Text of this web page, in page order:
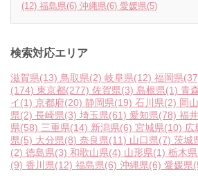
(12) 福島県(6) 沖縄県(6) 愛媛県(5)
検索対応エリア
滋賀県(13) 鳥取県(2) 岐阜県(12) 福岡県
(174) 東京都(277) 佐賀県(3) 島根県(1) 青
イ(1) 京都府(20) 静岡県(19) 石川県(2) 岡
県(2) 長崎県(3) 埼玉県(61) 愛知県(78) 福
県(58) 三重県(14) 新潟県(6) 宮城県(10) 広
県(5) 大分県(8) 奈良県(11) 山口県(7) 茨城
(2) 徳島県(3) 和歌山県(4) 山形県(1) 栃木県
(9) 香川県(12) 福島県(6) 沖縄県(6) 愛媛県